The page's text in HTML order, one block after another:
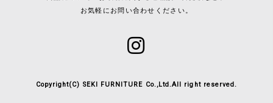
お気軽にお問い合わせください。
Copyright(C) SEKI FURNITURE Co.,Ltd.All right reserved.